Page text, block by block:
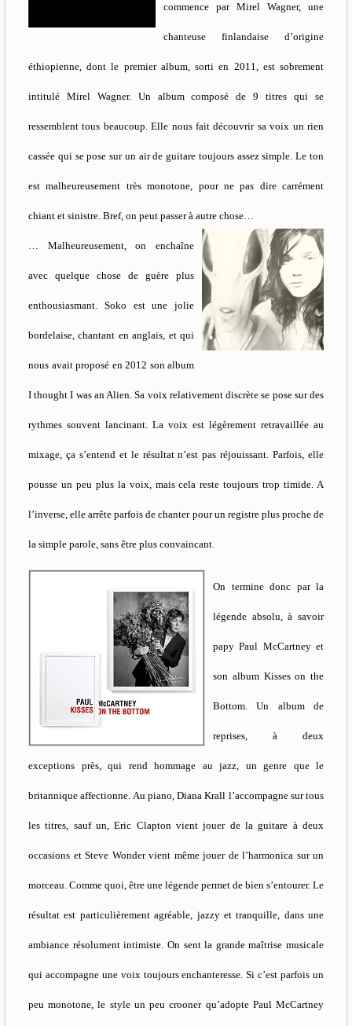
commence par Mirel Wagner, une
chanteuse finlandaise d’origine
éthiopienne, dont le premier album, sorti en 2011, est sobrement
intitulé Mirel Wagner. Un album composé de 9 titres qui se
ressemblent tous beaucoup. Elle nous fait découvrir sa voix un rien
cassée qui se pose sur un air de guitare toujours assez simple. Le ton
est malheureusement très monotone, pour ne pas dire carrément
chiant et sinistre. Bref, on peut passer à autre chose…
… Malheureusement, on enchaîne
avec quelque chose de guère plus
enthousiasmant. Soko est une jolie
bordelaise, chantant en anglais, et qui
nous avait proposé en 2012 son album
I thought I was an Alien. Sa voix relativement discrète se pose sur des
rythmes souvent lancinant. La voix est légèrement retravaillée au
mixage, ça s’entend et le résultat n’est pas réjouissant. Parfois, elle
pousse un peu plus la voix, mais cela reste toujours trop timide. A
l’inverse, elle arrête parfois de chanter pour un registre plus proche de
la simple parole, sans être plus convaincant.
On termine donc par la
légende absolu, à savoir
papy Paul McCartney et
son album Kisses on the
Bottom. Un album de
reprises, à deux
exceptions près, qui rend hommage au jazz, un genre que le
britannique affectionne. Au piano, Diana Krall l’accompagne sur tous
les titres, sauf un, Eric Clapton vient jouer de la guitare à deux
occasions et Steve Wonder vient même jouer de l’harmonica sur un
morceau. Comme quoi, être une légende permet de bien s’entourer. Le
résultat est particulièrement agréable, jazzy et tranquille, dans une
ambiance résolument intimiste. On sent la grande maîtrise musicale
qui accompagne une voix toujours enchanteresse. Si c’est parfois un
peu monotone, le style un peu crooner qu’adopte Paul McCartney